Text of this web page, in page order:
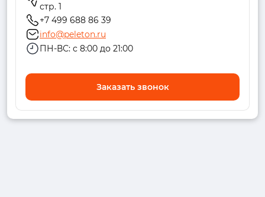
стр. 1
+7 499 688 86 39
info@peleton.ru
ПН-ВС: с 8:00 до 21:00
Заказать звонок